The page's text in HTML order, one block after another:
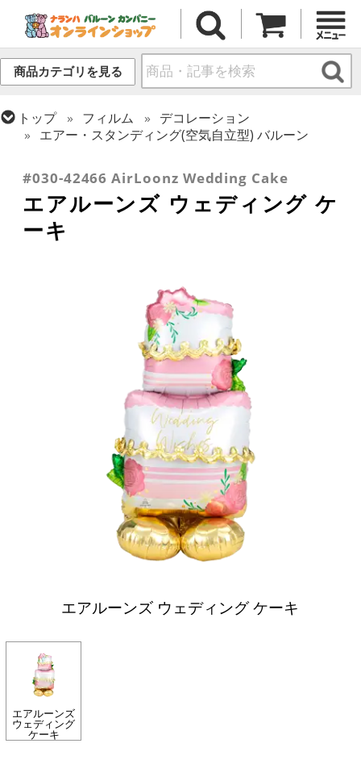
商品カテゴリを見る
トップ フィルム
デコレーション
エアー・スタンディング(空気自立型) バルーン
#030-42466 AirLoonz Wedding Cake
エアルーンズ ウェディング ケ
ーキ
エアルーンズ ウェディング ケーキ
エアルーンズ
ウェディング
ケーキ